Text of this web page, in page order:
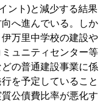
ント)と減少する結果
へ進んでいる。しか
万里中学校の建設や
ュニティセンター等
の普通建設事業に係
を予定していること
公債費比率が悪化す